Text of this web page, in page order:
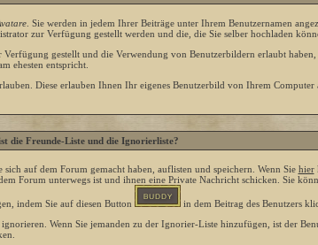
. Sie werden in jedem Ihrer Beiträge unter Ihrem Benutzernamen
zur Verfügung gestellt werden und die, die Sie selber hochladen
gestellt und die Verwendung von Benutzerbildern erlaubt haben,
ehesten entspricht.
Diese erlauben Ihnen Ihr eigenes Benutzerbild von Ihrem Computer
die Freunde-Liste und die Ignorierliste?
auf dem Forum gemacht haben, auflisten und speichern. Wenn Sie hier
Forum unterwegs ist und ihnen eine Private Nachricht schicken. Sie
indem Sie auf diesen Button
in dem Beitrag des Benutzers
Wenn Sie jemanden zu der Ignorier-Liste hinzufügen, ist der